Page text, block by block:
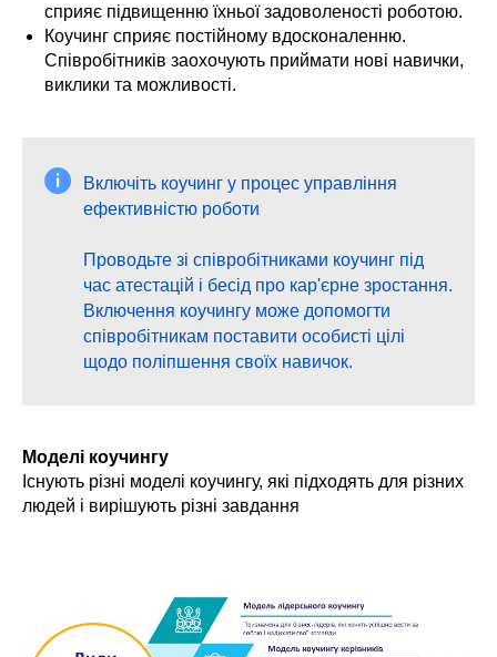
сприяє підвищенню їхньої задоволеності роботою.
Коучинг сприяє постійному вдосконаленню.
Співробітників заохочують приймати нові навички,
виклики та можливості.
Включіть коучинг у процес управління
ефективністю роботи
Проводьте зі співробітниками коучинг під
час атестацій і бесід про кар'єрне зростання.
Включення коучингу може допомогти
співробітникам поставити особисті цілі
щодо поліпшення своїх навичок.
Моделі коучингу
Існують різні моделі коучингу, які підходять для різних
людей і вирішують різні завдання